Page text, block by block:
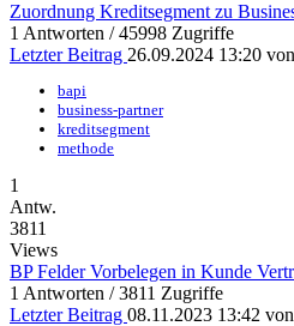
Zuordnung Kreditsegment zu
1 Antworten / 45998 Zugriffe
Letzter Beitrag 26.09.2024 13:20 von
bapi
business-partner
kreditsegment
methode
1
Antw.
3811
Views
BP Felder Vorbelegen in Kunde
1 Antworten / 3811 Zugriffe
Letzter Beitrag 08.11.2023 13:42 von